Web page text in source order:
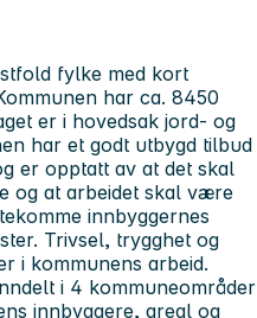
fylke med kort
har ca. 8450
er i hovedsak jord- og
har et godt utbygd tilbud
er opptatt av at det skal
og at arbeidet skal være
innbyggernes
Trivsel, trygghet og
i kommunens arbeid.
i 4 kommuneområder
innbyggere, areal og